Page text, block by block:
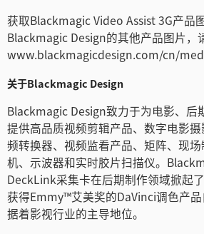
获取Blackmagic Video Assist 3G产品
Blackmagic Design的其他产品图片，
www.blackmagicdesign.com/cn/
关于Blackmagic Design
Blackmagic Design致力于为电影、后
提供高品质视频剪辑产品、数字电影
频转换器、视频监看产品、矩阵、现
机、示波器和实时胶片扫描仪。
DeckLink采集卡在后期制作领域掀起
获得Emmy™艾美奖的DaVinci调色产
据着影视行业的主导地位。